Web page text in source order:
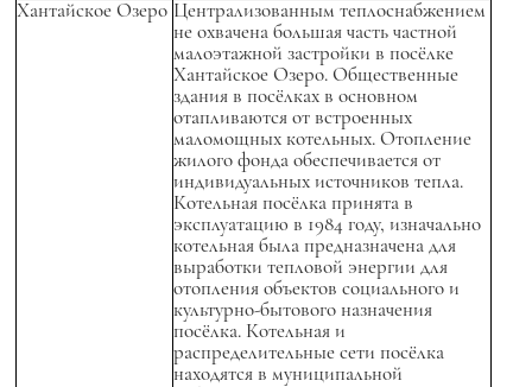
Хантайское Озеро Централизованным теплоснабжением
не охвачена большая часть частной
малоэтажной застройки в посёлке
Хантайское Озеро. Общественные
здания в посёлках в основном
отапливаются от встроенных
маломощных котельных. Отопление
жилого фонда обеспечивается от
индивидуальных источников тепла.
Котельная посёлка принята в
эксплуатацию в 1984 году, изначально
котельная была предназначена для
выработки тепловой энергии для
отопления объектов социального и
культурно-бытового назначения
посёлка. Котельная и
распределительные сети посёлка
находятся в муниципальной